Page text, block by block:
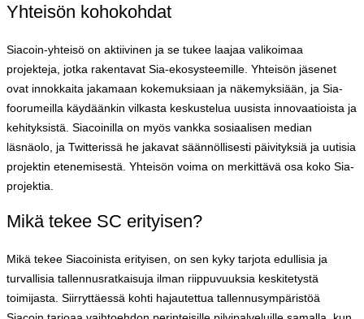
Yhteisön kohokohdat
Siacoin-yhteisö on aktiivinen ja se tukee laajaa valikoimaa
projekteja, jotka rakentavat Sia-ekosysteemille. Yhteisön jäsenet
ovat innokkaita jakamaan kokemuksiaan ja näkemyksiään, ja Sia-
foorumeilla käydäänkin vilkasta keskustelua uusista innovaatioista ja
kehityksistä. Siacoinilla on myös vankka sosiaalisen median
läsnäolo, ja Twitterissä he jakavat säännöllisesti päivityksiä ja uutisia
projektin etenemisestä. Yhteisön voima on merkittävä osa koko Sia-
projektia.
Mikä tekee SC erityisen?
Mikä tekee Siacoinista erityisen, on sen kyky tarjota edullisia ja
turvallisia tallennusratkaisuja ilman riippuvuuksia keskitetystä
toimijasta. Siirryttäessä kohti hajautettua tallennusympäristöä